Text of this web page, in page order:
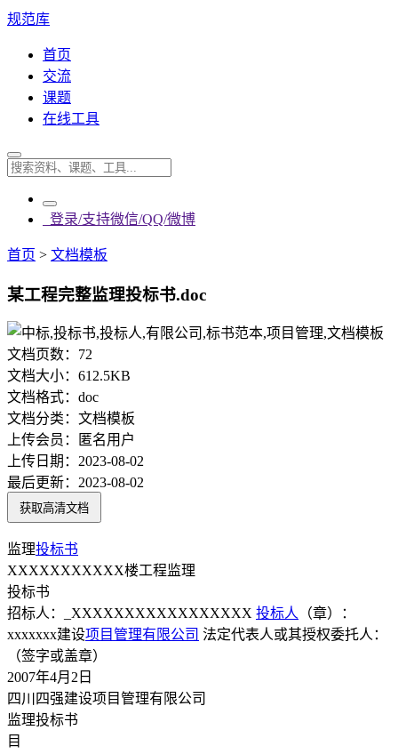
规范库
首页
交流
课题
在线工具
登录/支持微信/QQ/微博
首页 > 文档模板
某工程完整监理投标书.doc
文档页数： 72
文档大小： 612.5KB
文档格式： doc
文档分类： 文档模板
上传会员：
匿名用户
上传日期： 2023-08-02
最后更新： 2023-08-02
获取高清文档
监理投标书
XXXXXXXXXXX楼工程监理
投标书
招标人：_XXXXXXXXXXXXXXXXX 投标人 （章）：
xxxxxxx建设项目管理有限公司 法定代表人或其授权委托人：
（签字或盖章）
2007年4月2日
四川四强建设项目管理有限公司
监理投标书
目